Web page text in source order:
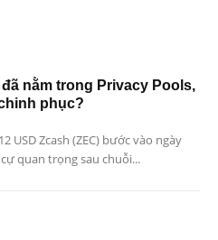
nằm trong Privacy Pools,
phục?
USD Zcash (ZEC) bước vào ngày
quan trọng sau chuỗi...